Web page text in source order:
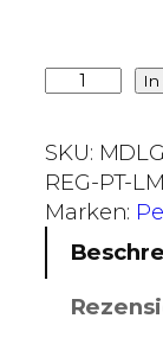
m
o
n
s
SKU:
REG-PT-
Marken: